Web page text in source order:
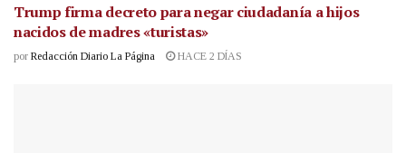
Trump firma decreto para negar ciudadanía a hijos
nacidos de madres «turistas»
por Redacción Diario La Página HACE 2 DÍAS